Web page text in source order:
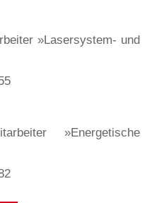
»Lasersystem- und
»Energetische